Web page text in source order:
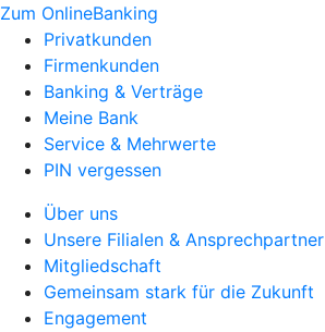
Zum OnlineBanking
Privatkunden
Firmenkunden
Banking & Verträge
Meine Bank
Service & Mehrwerte
PIN vergessen
Über uns
Unsere Filialen & Ansprechpartner
Mitgliedschaft
Gemeinsam stark für die Zukunft
Engagement